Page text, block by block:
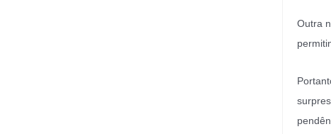
Outra